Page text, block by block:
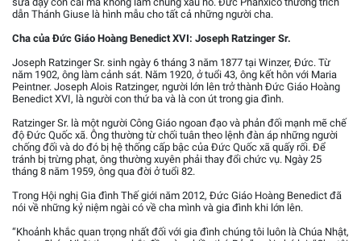
dẫn Thánh Giuse là hình mẫu cho tất cả những người cha.
Cha của Đức Giáo Hoàng Benedict XVI: Joseph Ratzinger Sr.
Joseph Ratzinger Sr. sinh ngày 6 tháng 3 năm 1877 tại Winzer, Đức. Từ
năm 1902, ông làm cảnh sát. Năm 1920, ở tuổi 43, ông kết hôn với Maria
Peintner. Joseph Alois Ratzinger, người lớn lên trở thành Đức Giáo Hoàng
Benedict XVI, là người con thứ ba và là con út trong gia đình.
Ratzinger Sr. là một người Công Giáo ngoan đạo và phản đối mạnh mẽ chế
độ Đức Quốc xã. Ông thường từ chối tuân theo lệnh đàn áp những người
chống đối và do đó bị hệ thống cấp bậc của Đức Quốc xã quấy rối. Để
tránh bị trừng phạt, ông thường xuyên phải thay đổi chức vụ. Ngày 25
tháng 8 năm 1959, ông qua đời ở tuổi 82.
Trong Hội nghị Gia đình Thế giới năm 2012, Đức Giáo Hoàng Benedict đã
nói về những kỷ niệm ngài có về cha mình và gia đình khi lớn lên.
“Khoảnh khắc quan trọng nhất đối với gia đình chúng tôi luôn là Chúa Nhật,